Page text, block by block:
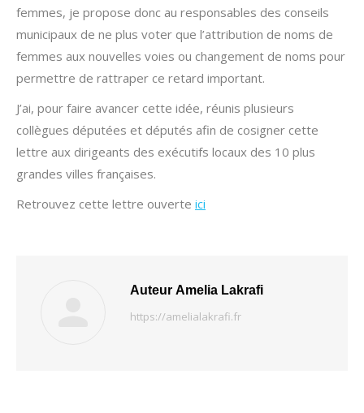
femmes, je propose donc au responsables des conseils
municipaux de ne plus voter que l’attribution de noms de
femmes aux nouvelles voies ou changement de noms pour
permettre de rattraper ce retard important.
J’ai, pour faire avancer cette idée, réunis plusieurs
collègues députées et députés afin de cosigner cette
lettre aux dirigeants des exécutifs locaux des 10 plus
grandes villes françaises.
Retrouvez cette lettre ouverte ici
Auteur Amelia Lakrafi
https://amelialakrafi.fr